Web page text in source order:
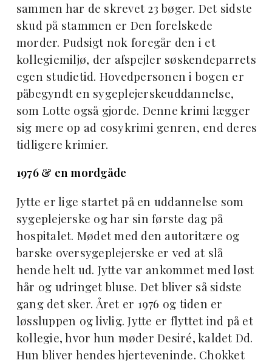
sammen har de skrevet 23 bøger. Det sidste
skud på stammen er Den forelskede
morder. Pudsigt nok foregår den i et
kollegiemiljø, der afspejler søskendeparrets
egen studietid. Hovedpersonen i bogen er
påbegyndt en sygeplejerskeuddannelse,
som Lotte også gjorde. Denne krimi lægger
sig mere op ad cosykrimi genren, end deres
tidligere krimier.
1976 & en mordgåde
Jytte er lige startet på en uddannelse som
sygeplejerske og har sin første dag på
hospitalet. Mødet med den autoritære og
barske oversygeplejerske er ved at slå
hende helt ud. Jytte var ankommet med løst
hår og udringet bluse. Det bliver så sidste
gang det sker. Året er 1976 og tiden er
løssluppen og livlig. Jytte er flyttet ind på et
kollegie, hvor hun møder Desiré, kaldet Dd.
Hun bliver hendes hjerteveninde. Chokket